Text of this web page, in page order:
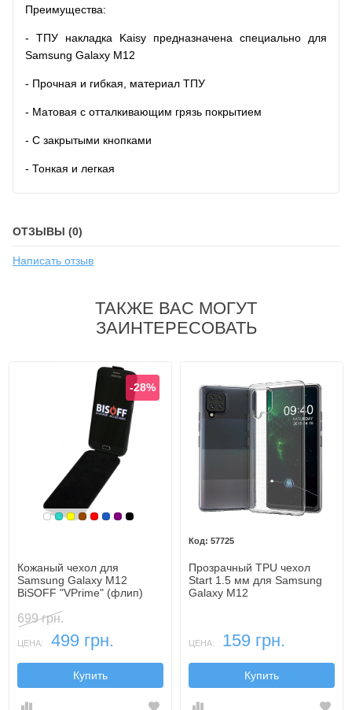
Преимущества:
- ТПУ накладка Kaisy предназначена специально для
Samsung Galaxy M12
- Прочная и гибкая, материал ТПУ
- Матовая с отталкивающим грязь покрытием
- С закрытыми кнопками
- Тонкая и легкая
ОТЗЫВЫ (0)
Написать отзыв
ТАКЖЕ ВАС МОГУТ
ЗАИНТЕРЕСОВАТЬ
Белый
Бирюзовый
Желтый
Коричневый
Красный
Синий, темный
Фиолетовый, темный
Черный
-28%
Кожаный чехол для
Samsung Galaxy M12
BiSOFF "VPrime" (флип)
699 грн.
ЦЕНА: 499 грн.
Купить
57725
Прозрачный TPU чехол
Start 1.5 мм для Samsung
Galaxy M12
ЦЕНА: 159 грн.
Купить